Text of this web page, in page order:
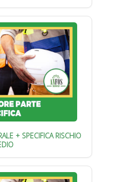
+ SPECIFICA RISCHIO